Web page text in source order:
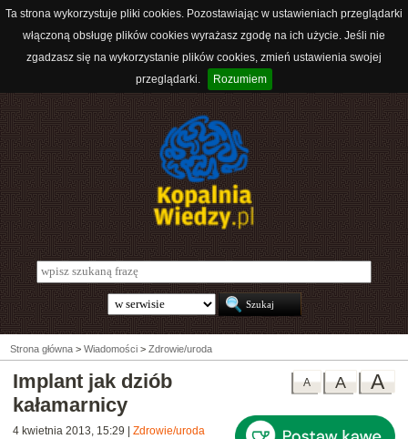
Ta strona wykorzystuje pliki cookies. Pozostawiając w ustawieniach przeglądarki
włączoną obsługę plików cookies wyrażasz zgodę na ich użycie. Jeśli nie
zgadzasz się na wykorzystanie plików cookies, zmień ustawienia swojej
przeglądarki.
Rozumiem
Strona główna > Wiadomości > Zdrowie/uroda
A
A
A
Implant jak dziób
kałamarnicy
4 kwietnia 2013, 15:29 Zdrowie/uroda